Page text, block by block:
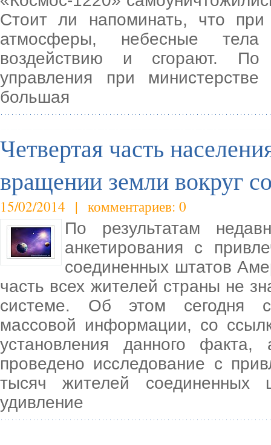
Стоит ли напоминать, что
атмосферы, небесные тела
воздействию и сгорают. По
управления при
большая
Четвертая часть
вращении земли вокруг
15/02/2014 | комментариев: 0
По результатам
анкетирования с
соединенных штатов
часть всех жителей страны не
системе. Об этом сегодня
массовой информации, со
установления данного факта,
проведено исследование с
тысяч жителей
удивление